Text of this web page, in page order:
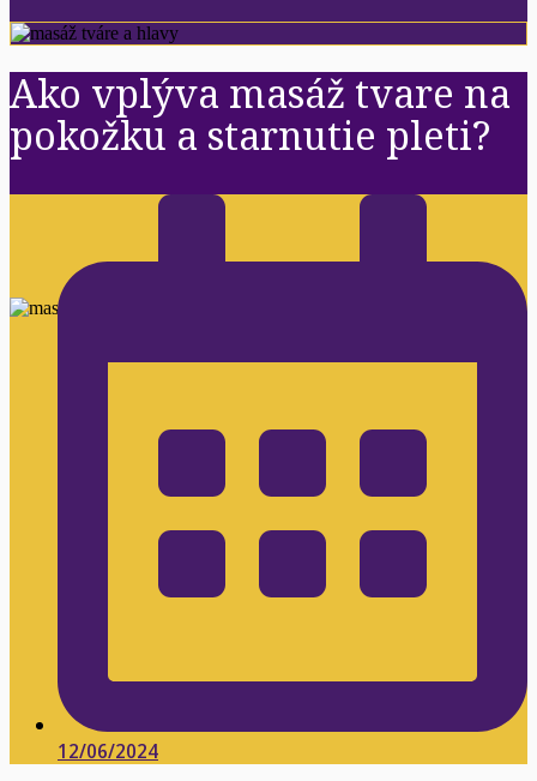
Ako vplýva masáž tvare na
pokožku a starnutie pleti?
12/06/2024